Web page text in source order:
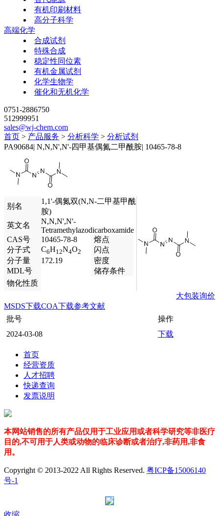
有机印刷材料
高分子科学
高端化学
合成试剂
特殊合成
稳定性同位素
有机金属试剂
化学生物学
催化和无机化学
0751-2886750
512999951
sales@wj-chem.com
首页 > 产品服务 > 分析科学 > 分析试剂
PA90684| N,N,N',N'-四甲基偶氮二甲酰胺| 10465-78-8
别名
1,1'-偶氮双(N,N-二甲基甲酰
胺)
英文名
N,N,N',N'-
Tetramethylazodicarboxamide
CAS号
10465-78-8
熔点
分子式
C6H12N4O2
闪点
分子量
172.19
密度
MDL号
储存条件
物化性质
大包装询价
MSDS下载COA下载参考文献
批号
操作
2024-03-08
下载
首页
经营资质
人才招聘
快递查询
发票说明
本网站销售的所有产品仅用于工业应用或者科学研究等非医疗
目的,不可用于人类或动物的临床诊断或者治疗,非药用,非食
用。
Copyright © 2013-2022 All Rights Reserved. 粤ICP备15006140
号-1
收缩